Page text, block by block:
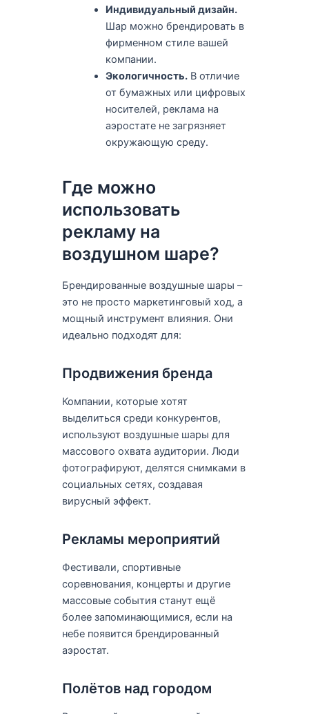
Индивидуальный дизайн.
Шар можно брендировать в
фирменном стиле вашей
компании.
Экологичность. В отличие
от бумажных или цифровых
носителей, реклама на
аэростате не загрязняет
окружающую среду.
Где можно
использовать
рекламу на
воздушном шаре?
Брендированные воздушные шары –
это не просто маркетинговый ход, а
мощный инструмент влияния. Они
идеально подходят для:
Продвижения бренда
Компании, которые хотят
выделиться среди конкурентов,
используют воздушные шары для
массового охвата аудитории. Люди
фотографируют, делятся снимками в
социальных сетях, создавая
вирусный эффект.
Рекламы мероприятий
Фестивали, спортивные
соревнования, концерты и другие
массовые события станут ещё
более запоминающимися, если на
небе появится брендированный
аэростат.
Полётов над городом